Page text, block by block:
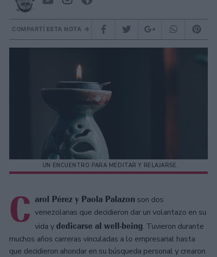
COMPARTÍ ESTA NOTA
UN ENCUENTRO PARA MEDITAR Y RELAJARSE.
C arol Pérez y Paola Palazon son dos
venezolanas que decidieron dar un volantazo en su
vida ydedicarse al well-being. Tuvieron durante
muchos años carreras vinculadas a lo empresarial hasta
que decidieron ahondar en su búsqueda personal y crearon